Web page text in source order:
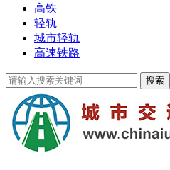
高铁
轻轨
城市轻轨
高速铁路